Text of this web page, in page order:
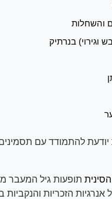
והשחלות
וגירוי) בנרתיק
יודעת להתמודד עם
תופעות גיל המעבר
אנרגיות הזכריות והנקביות